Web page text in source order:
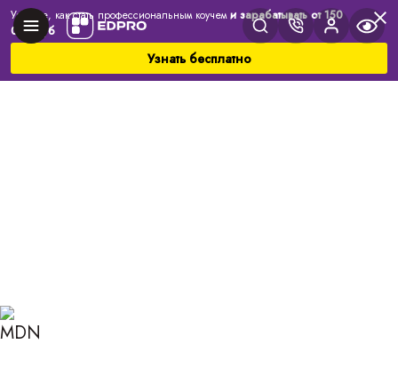
Узнайте, как стать профессиональным коучеми зарабатывать от 150
000 руб
Узнать бесплатно